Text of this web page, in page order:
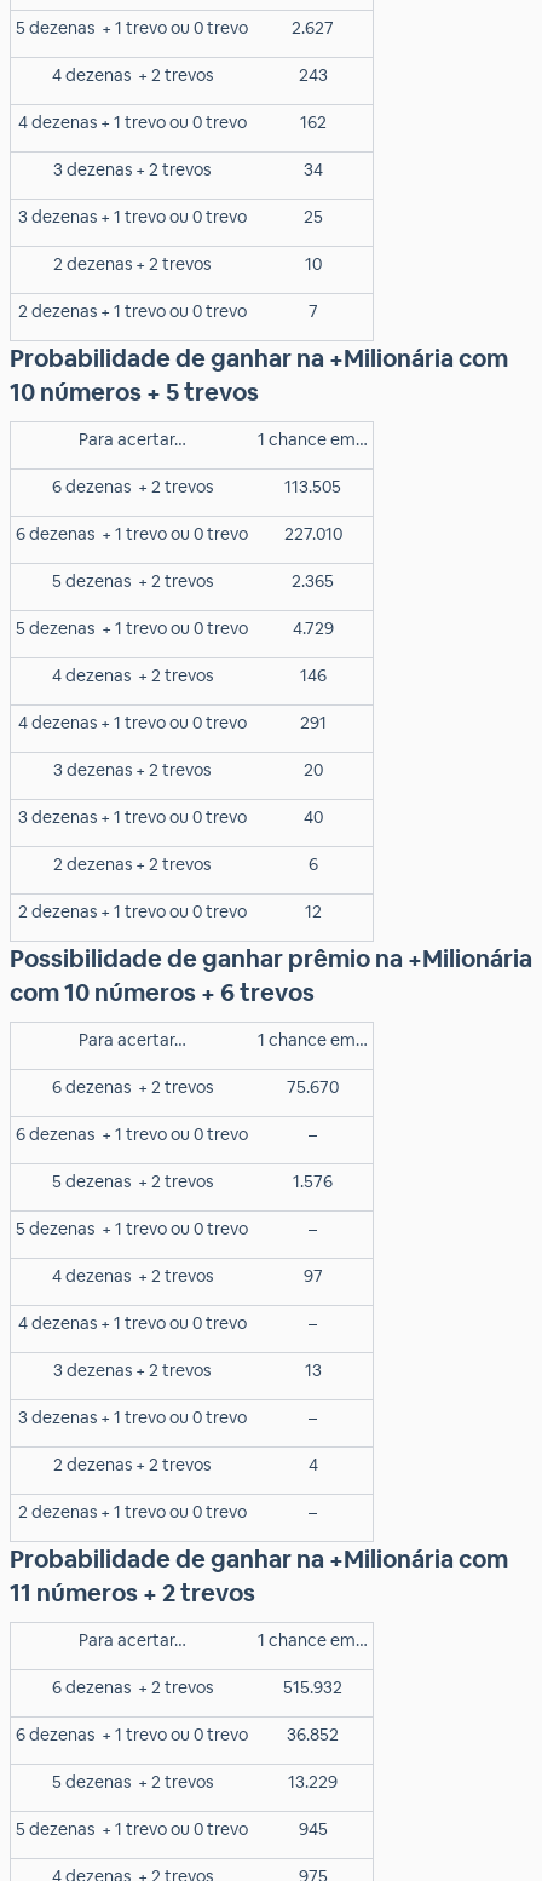
5 dezenas + 1 trevo ou 0 trevo 2.627
4 dezenas + 2 trevos 243
4 dezenas + 1 trevo ou 0 trevo 162
3 dezenas + 2 trevos 34
3 dezenas + 1 trevo ou 0 trevo 25
2 dezenas + 2 trevos 10
2 dezenas + 1 trevo ou 0 trevo 7
Probabilidade de ganhar na +Milionária com
10 números + 5 trevos
Para acertar… 1 chance em…
6 dezenas + 2 trevos 113.505
6 dezenas + 1 trevo ou 0 trevo 227.010
5 dezenas + 2 trevos 2.365
5 dezenas + 1 trevo ou 0 trevo 4.729
4 dezenas + 2 trevos 146
4 dezenas + 1 trevo ou 0 trevo 291
3 dezenas + 2 trevos 20
3 dezenas + 1 trevo ou 0 trevo 40
2 dezenas + 2 trevos 6
2 dezenas + 1 trevo ou 0 trevo 12
Possibilidade de ganhar prêmio na +Milionária
com 10 números + 6 trevos
Para acertar… 1 chance em…
6 dezenas + 2 trevos 75.670
6 dezenas + 1 trevo ou 0 trevo –
5 dezenas + 2 trevos 1.576
5 dezenas + 1 trevo ou 0 trevo –
4 dezenas + 2 trevos 97
4 dezenas + 1 trevo ou 0 trevo –
3 dezenas + 2 trevos 13
3 dezenas + 1 trevo ou 0 trevo –
2 dezenas + 2 trevos 4
2 dezenas + 1 trevo ou 0 trevo –
Probabilidade de ganhar na +Milionária com
11 números + 2 trevos
Para acertar… 1 chance em…
6 dezenas + 2 trevos 515.932
6 dezenas + 1 trevo ou 0 trevo 36.852
5 dezenas + 2 trevos 13.229
5 dezenas + 1 trevo ou 0 trevo 945
4 dezenas + 2 trevos 975